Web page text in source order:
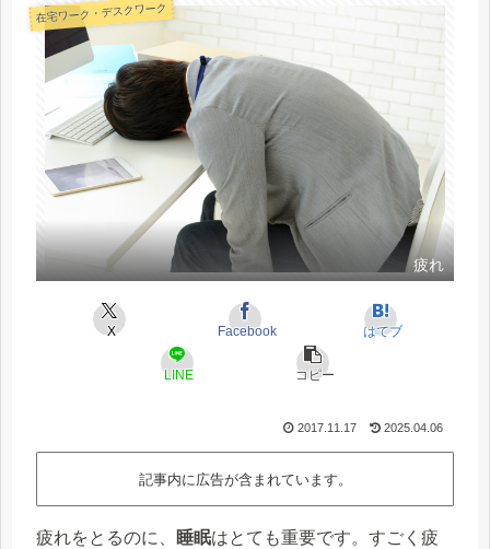
在宅ワーク・デスクワーク
疲れ
X Facebook はてブ
LINE コピー
2017.11.17 2025.04.06
記事内に広告が含まれています。
疲れをとるのに、 睡眠はとても重要です。すごく疲